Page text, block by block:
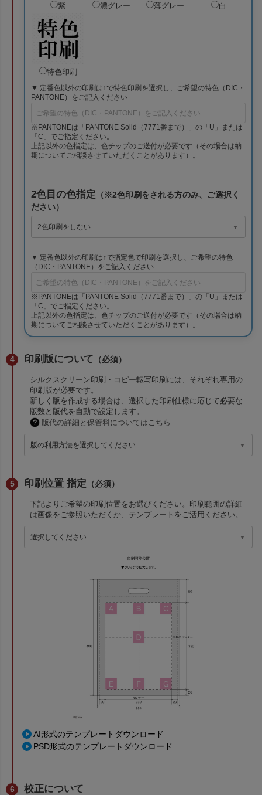
紫 濃グレー 薄グレー 白
特色印刷
▼ 定番色以外の印刷は↑で特色印刷を選択し、ご希望の特色（DIC・
PANTONE）をご記入ください
※PANTONEは「PANTONE Solid（7771番まで）」の「U」または
「C」でご指定ください。
上記以外の色指定は、色チップのご送付が必要です（その場合は納
期についてご相談させていただくことがあります）。
2色目の色指定 （※2色印刷をされる方のみ、ご選択く
ださい）
▼ 定番色以外の印刷は↑で指定色で印刷を選択し、ご希望の特色
（DIC・PANTONE）をご記入ください
※PANTONEは「PANTONE Solid（7771番まで）」の「U」または
「C」でご指定ください。
上記以外の色指定は、色チップのご送付が必要です（その場合は納
期についてご相談させていただくことがあります）。
印刷版について （必須）
シルクスクリーン印刷・コピー転写印刷には、それぞれ専用の
印刷版が必要です。
新しく版を作成する場合は、選択した印刷仕様に応じて必要な
版数と版代を自動で設定します。
版代の詳細と保管料についてはこちら
印刷位置 指定 （必須）
下記よりご希望の印刷位置をお選びください。印刷範囲の詳細
は画像をご参照いただくか、テンプレートをご活用ください。
AI形式のテンプレートダウンロード
PSD形式のテンプレートダウンロード
校正について